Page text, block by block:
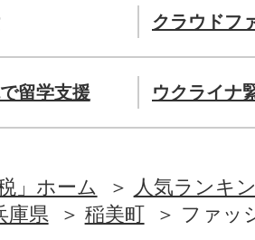
クラウドフ
留学支援 ウクライナ
」ホーム
人気ランキ
庫県 稲美町 ファッ